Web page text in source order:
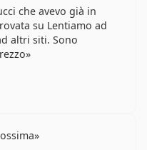
che avevo già in
su Lentiamo ad
altri siti. Sono